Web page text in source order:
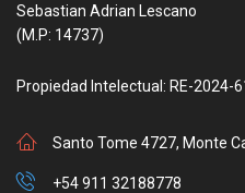
Sebastian Adrian Lescano
(M.P: 14737)
Propiedad Intelectual: RE-2024-
Santo Tome 4727, Monte
+54 911 32188778